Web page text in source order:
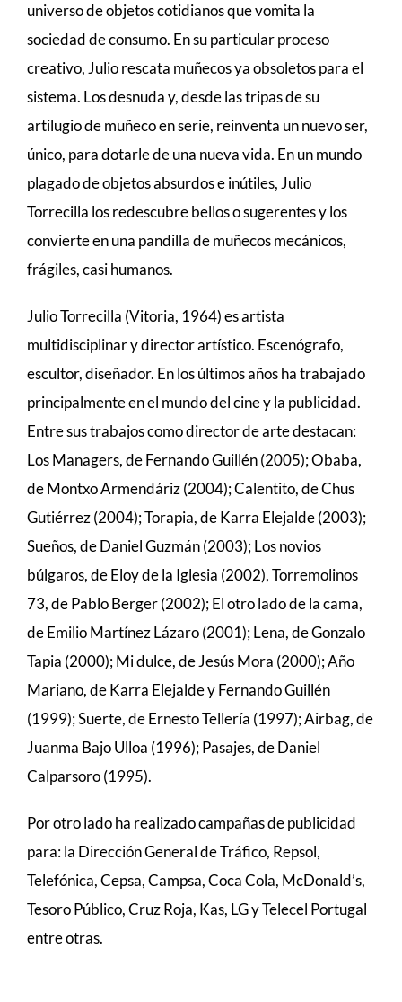
universo de objetos cotidianos que vomita la
sociedad de consumo. En su particular proceso
creativo, Julio rescata muñecos ya obsoletos para el
sistema. Los desnuda y, desde las tripas de su
artilugio de muñeco en serie, reinventa un nuevo ser,
único, para dotarle de una nueva vida. En un mundo
plagado de objetos absurdos e inútiles, Julio
Torrecilla los redescubre bellos o sugerentes y los
convierte en una pandilla de muñecos mecánicos,
frágiles, casi humanos.
Julio Torrecilla (Vitoria, 1964) es artista
multidisciplinar y director artístico. Escenógrafo,
escultor, diseñador. En los últimos años ha trabajado
principalmente en el mundo del cine y la publicidad.
Entre sus trabajos como director de arte destacan:
Los Managers, de Fernando Guillén (2005); Obaba,
de Montxo Armendáriz (2004); Calentito, de Chus
Gutiérrez (2004); Torapia, de Karra Elejalde (2003);
Sueños, de Daniel Guzmán (2003); Los novios
búlgaros, de Eloy de la Iglesia (2002), Torremolinos
73, de Pablo Berger (2002); El otro lado de la cama,
de Emilio Martínez Lázaro (2001); Lena, de Gonzalo
Tapia (2000); Mi dulce, de Jesús Mora (2000); Año
Mariano, de Karra Elejalde y Fernando Guillén
(1999); Suerte, de Ernesto Tellería (1997); Airbag, de
Juanma Bajo Ulloa (1996); Pasajes, de Daniel
Calparsoro (1995).
Por otro lado ha realizado campañas de publicidad
para: la Dirección General de Tráfico, Repsol,
Telefónica, Cepsa, Campsa, Coca Cola, McDonald’s,
Tesoro Público, Cruz Roja, Kas, LG y Telecel Portugal
entre otras.